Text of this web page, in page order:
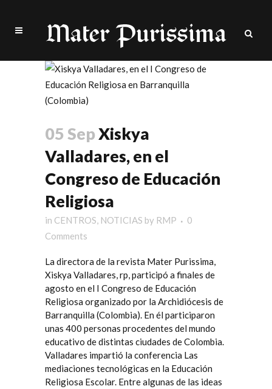
05 SepXiskya
Valladares, en el
Congreso de Educación
Religiosa
in CENTROS, NOTICIAS by RMP
0
Comments
La directora de la revista Mater Purissima,
Xiskya Valladares, rp, participó a finales de
agosto en el I Congreso de Educación
Religiosa organizado por la Archidiócesis de
Barranquilla (Colombia). En él participaron
unas 400 personas procedentes del mundo
educativo de distintas ciudades de Colombia.
Valladares impartió la conferencia Las
mediaciones tecnológicas en la Educación
Religiosa Escolar. Entre algunas de las ideas